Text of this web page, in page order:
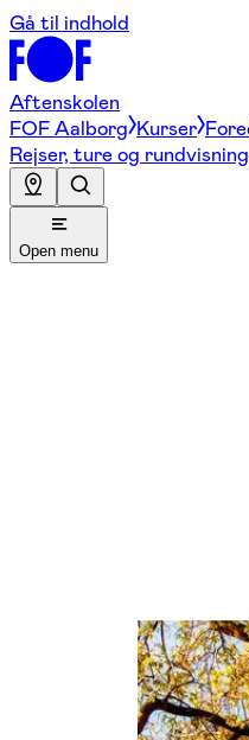
Gå til indhold
Aftenskolen
FOF Aalborg Kurser
Rejser, ture og
Open menu